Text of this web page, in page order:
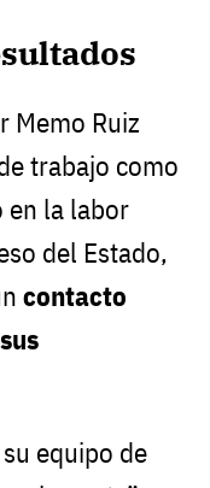
Memo Ruiz
trabajo como
en la labor
del Estado,
contacto
equipo de